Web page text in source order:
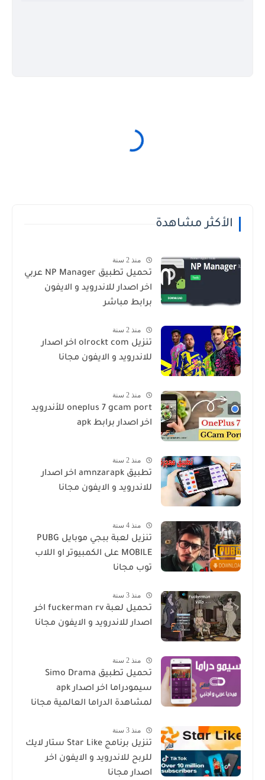
الأكثر مشاهدة
منذ 2 سنة
تحميل تطبيق NP Manager عربي
اخر اصدار للاندرويد و الايفون
برابط مباشر
منذ 2 سنة
تنزيل olrockt com اخر اصدار
للاندرويد و الايفون مجانا
منذ 2 سنة
oneplus 7 gcam port للأندرويد
اخر اصدار برابط apk
منذ 2 سنة
تطبيق amnzarapk اخر اصدار
للاندرويد و الايفون مجانا
منذ 4 سنة
تنزيل لعبة ببجي موبايل PUBG
MOBILE على الكمبيوتر او اللاب
توب مجانا
منذ 3 سنة
تحميل لعبة fuckerman rv اخر
اصدار للاندرويد و الايفون مجانا
منذ 2 سنة
تحميل تطبيق Simo Drama
سيمودراما اخر اصدار apk
لمشاهدة الدراما العالمية مجانا
منذ 3 سنة
تنزيل برنامج Star Like ستار لايك
للربح للاندرويد و الايفون اخر
اصدار مجانا